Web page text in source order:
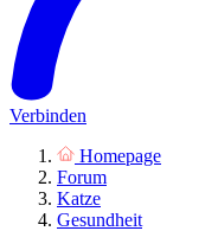
Verbinden
Homepage
Forum
Katze
Gesundheit